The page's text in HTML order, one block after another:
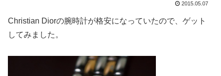
2015.05.07
Christian Diorの腕時計が格安になっていたので、ゲット
してみました。